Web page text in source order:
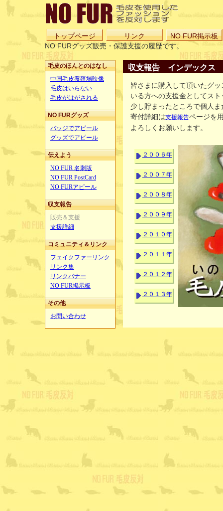
トップページ リンク NO FUR掲示板
NO FURグッズ販売・保護支援の履歴です。
毛皮のほんとのはなし
中国毛皮養殖場映像
毛皮はいらない
毛皮がはがされる
NO FURグッズ
バッジでアピール
グッズでアピール
伝えよう
NO FUR 名刺版
NO FUR PostCard
NO FURアピール
収支報告
販売＆支援
支援詳細
コミュニティ＆リンク
フェイクファーリンク
リンク集
リンクバナー
NO FUR掲示板
その他
お問い合わせ
収支報告 インデックス
皆さまに購入して頂いたグ
いる方への支援金としてス
少し貯まったところで個人
寄付詳細は支援報告ページを
よろしくお願いします。
２００６年
２００７年
２００８年
２００９年
２０１０年
２０１１年
２０１２年
２０１３年